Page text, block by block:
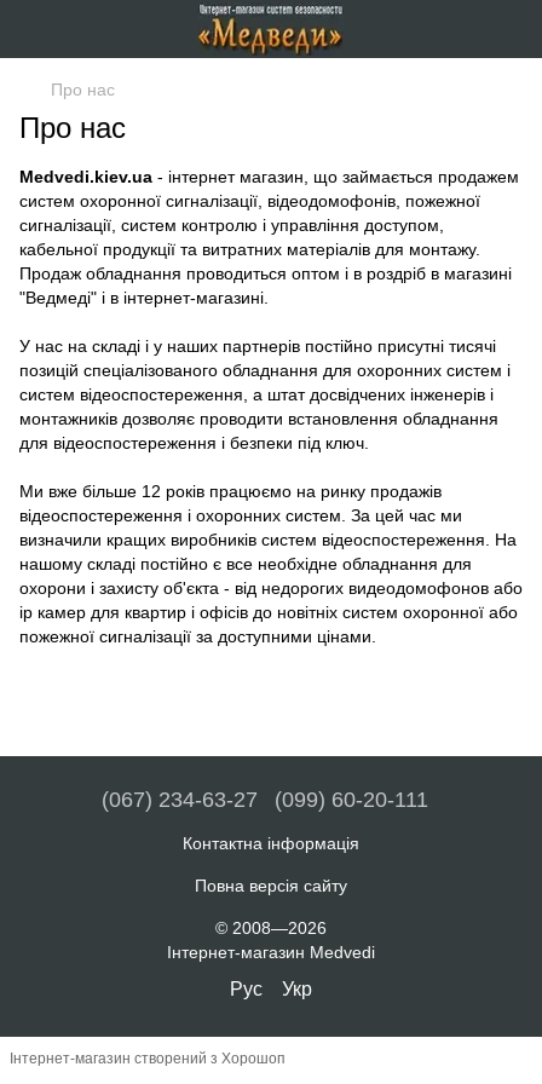
Про нас
Про нас
Medvedi.kiev.ua - інтернет магазин, що займається продажем
систем охоронної сигналізації, відеодомофонів, пожежної
сигналізації, систем контролю і управління доступом,
кабельної продукції та витратних матеріалів для монтажу.
Продаж обладнання проводиться оптом і в роздріб в магазині
"Ведмеді" і в інтернет-магазині.
У нас на складі і у наших партнерів постійно присутні тисячі
позицій спеціалізованого обладнання для охоронних систем і
систем відеоспостереження, а штат досвідчених інженерів і
монтажників дозволяє проводити встановлення обладнання
для відеоспостереження і безпеки під ключ.
Ми вже більше 12 років працюємо на ринку продажів
відеоспостереження і охоронних систем. За цей час ми
визначили кращих виробників систем відеоспостереження. На
нашому складі постійно є все необхідне обладнання для
охорони і захисту об'єкта - від недорогих видеодомофонов або
ip камер для квартир і офісів до новітніх систем охоронної або
пожежної сигналізації за доступними цінами.
(067) 234-63-27 (099) 60-20-111
Контактна інформація
Повна версія сайту
© 2008—2026
Інтернет-магазин Medvedi
Рус Укр
Інтернет-магазин створений з Хорошоп